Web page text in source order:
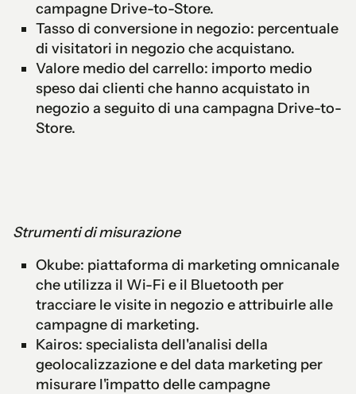
campagne Drive-to-Store.
Tasso di conversione in negozio: percentuale
di visitatori in negozio che acquistano.
Valore medio del carrello: importo medio
speso dai clienti che hanno acquistato in
negozio a seguito di una campagna Drive-to-
Store.
Strumenti di misurazione
Okube: piattaforma di marketing omnicanale
che utilizza il Wi-Fi e il Bluetooth per
tracciare le visite in negozio e attribuirle alle
campagne di marketing.
Kairos: specialista dell'analisi della
geolocalizzazione e del data marketing per
misurare l'impatto delle campagne